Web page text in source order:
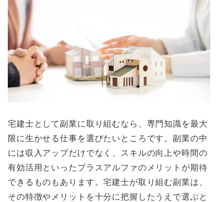
宅建士として副業に取り組むなら、専門知識を最大
限に生かせる仕事を選びたいところです。副業の中
には収入アップだけでなく、スキルの向上や時間の
有効活用といったプラスアルファのメリットが期待
できるものもあります。宅建士が取り組む副業は、
その特徴やメリットを十分に把握したうえで選ぶと